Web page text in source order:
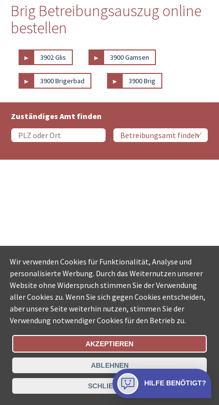
Brig Betreibungsauszug online
bestellen
▸ 3902 Glis ▸ 3900 Gamsen
▸ 3900 Brigerbad ▸ 3900 Brig
Zuständiges Amt finden
Bestellungsstatus Ämtersuche der Schweiz
Datenschutz Impressum Nutzungsbestimmungen
Kontakt
Wir verwenden Cookies für Funktionalität, Analyse und
personalisierte Werbung. Durch das Weiternutzen unserer
Website ohne Widerspruch stimmen Sie der Verwendung
aller Cookies zu. Wenn Sie sich gegen Cookies entscheiden,
aber unsere Seite weiterhin nutzen, stimmen Sie der
Verwendung notwendiger Cookies für den Betrieb zu.
AKZEPTIEREN
ABLEHNEN
SCHLIESSEN HILFE BENÖTIGT?